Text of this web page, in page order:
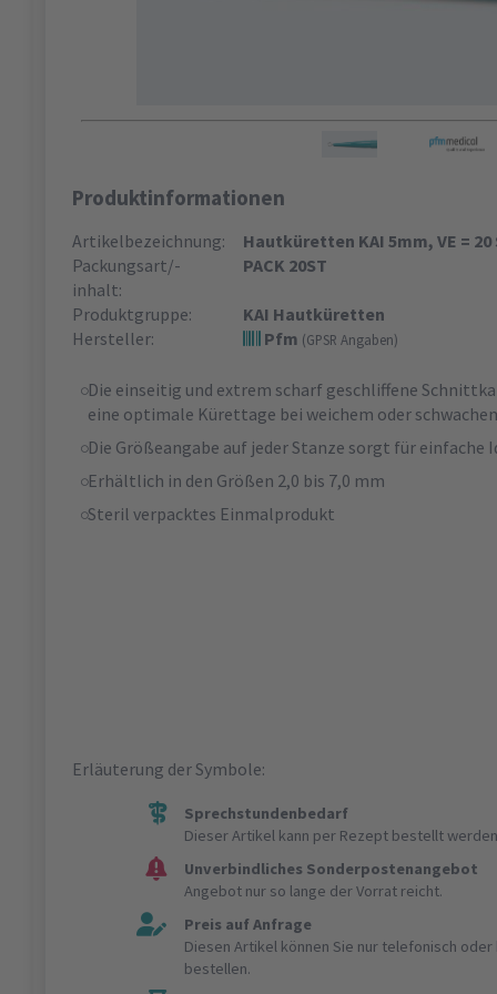
Produktinformationen
Artikelbezeichnung:
Hautküretten KAI 5mm, VE = 20
Packungsart/-
inhalt:
PACK 20ST
Produktgruppe:
KAI Hautküretten
Hersteller:
Pfm (GPSR Angaben)
Die einseitig und extrem scharf geschliffene
eine optimale Kürettage bei weichem oder
Die Größeangabe auf jeder Stanze sorgt für einfache
Erhältlich in den Größen 2,0 bis 7,0 mm
Steril verpacktes Einmalprodukt
Erläuterung der Symbole:
Sprechstundenbedarf
Dieser Artikel kann per Rezept bestellt
Unverbindliches Sonderpostenangebot
Angebot nur so lange der Vorrat reicht.
Preis auf Anfrage
Diesen Artikel können Sie nur telefonisch
bestellen.